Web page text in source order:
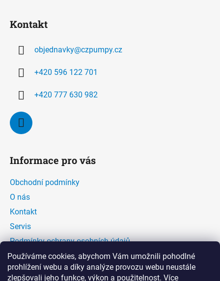
Používáme cookies, abychom Vám umožnili pohodlné
prohlížení webu a díky analýze provozu webu neustále
zlepšovali jeho funkce, výkon a použitelnost. Více
Kontakt
objednavky@czpumpy.cz
+420 596 122 701
+420 777 630 982
Informace pro vás
Obchodní podmínky
O nás
Kontakt
Servis
Podmínky ochrany osobních údajů
Kontaktní formulář